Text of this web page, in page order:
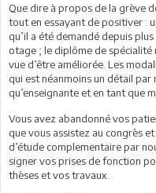
Que dire à propos de la grève
tout en essayant de positiver :
qu’il a été demandé depuis
otage ; le diplôme de
vue d’être améliorée. Les
qui est néanmoins un détail
qu’enseignante et en tant que
Vous avez abandonné vos
que vous assistez au congrès
d’étude complementaire par
signer vos prises de fonction
thèses et vos travaux.